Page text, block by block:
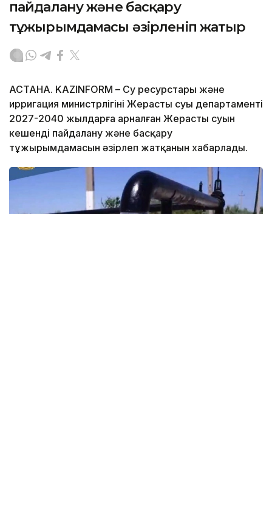
пайдалану және басқару
тұжырымдамасы әзірленіп жатыр
АСТАНА. KAZINFORM – Су ресурстары және
ирригация министрлігінің Жерасты суы департаменті
2027-2040 жылдарға арналған Жерасты суын
кешенді пайдалану және басқару
тұжырымдамасын әзірлеп жатқанын хабарлады.